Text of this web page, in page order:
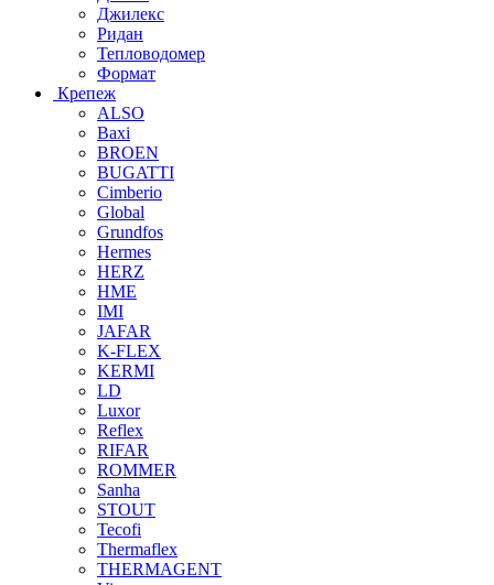
Джилекс
Ридан
Тепловодомер
Формат
Крепеж
ALSO
Baxi
BROEN
BUGATTI
Cimberio
Global
Grundfos
Hermes
HERZ
HME
IMI
JAFAR
K-FLEX
KERMI
LD
Luxor
Reflex
RIFAR
ROMMER
Sanha
STOUT
Tecofi
Thermaflex
THERMAGENT